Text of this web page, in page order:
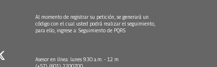
Al momento de registrar su petición, se generará un
código con el cual usted podrá realizar el seguimiento,
para ello, ingrese a: Seguimiento de PQRS
Asesor en línea: lunes 9:30 a.m. - 12 m